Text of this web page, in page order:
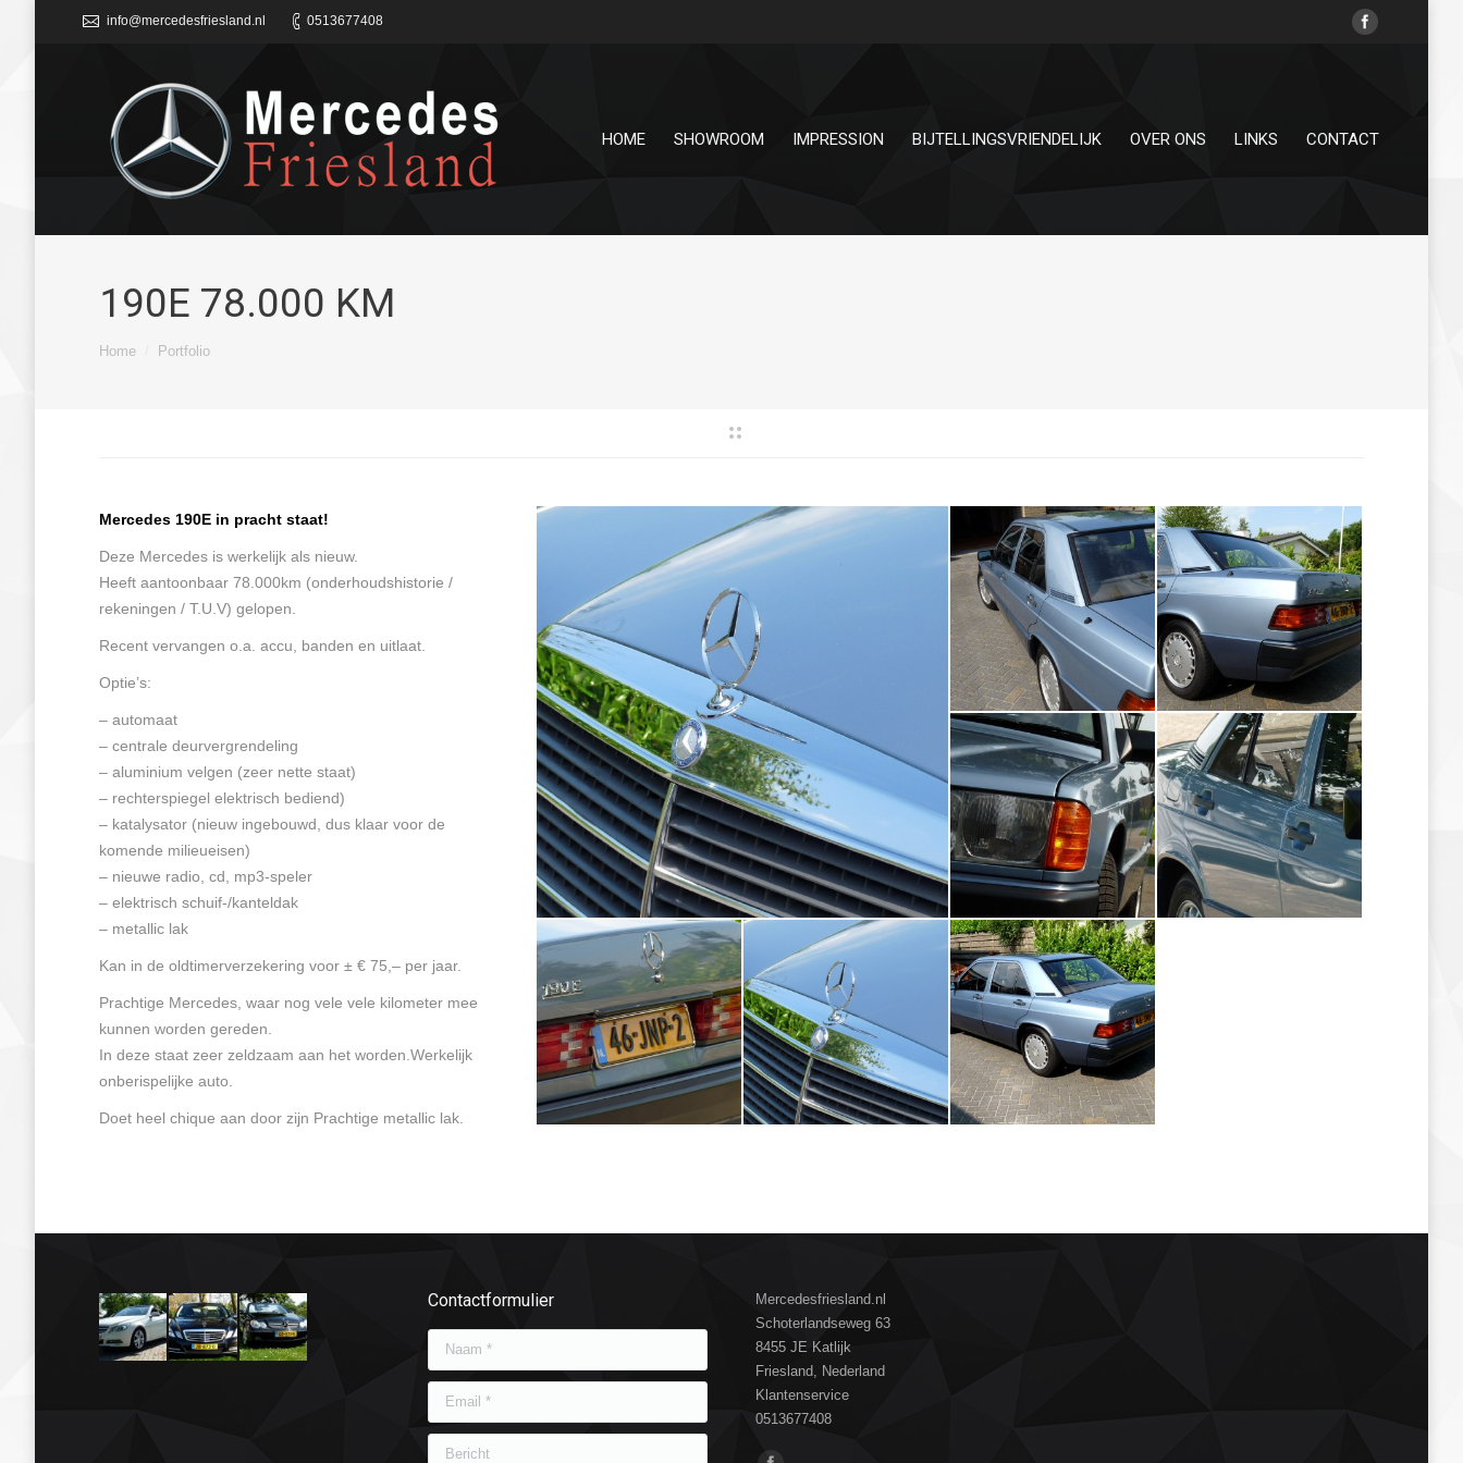
info@mercedesfriesland.nl 0513677408
HOME SHOWROOM IMPRESSION BIJTELLINGSVRIENDELIJK OVER ONS LINKS CONTACT
190E 78.000 KM
Je bent hier:
Home Portfolio
Mercedes 190E in pracht staat!
Deze Mercedes is werkelijk als nieuw.
Heeft aantoonbaar 78.000km (onderhoudshistorie /
rekeningen / T.U.V) gelopen.
Recent vervangen o.a. accu, banden en uitlaat.
Optie’s:
– automaat
– centrale deurvergrendeling
– aluminium velgen (zeer nette staat)
– rechterspiegel elektrisch bediend)
– katalysator (nieuw ingebouwd, dus klaar voor de
komende milieueisen)
– nieuwe radio, cd, mp3-speler
– elektrisch schuif-/kanteldak
– metallic lak
Kan in de oldtimerverzekering voor ± € 75,– per jaar.
Prachtige Mercedes, waar nog vele vele kilometer mee
kunnen worden gereden.
In deze staat zeer zeldzaam aan het worden.Werkelijk
onberispelijke auto.
Doet heel chique aan door zijn Prachtige metallic lak.
Contactformulier
Naam *
Email *
Bericht
Mercedesfriesland.nl
Schoterlandseweg 63
8455 JE Katlijk
Friesland, Nederland
Klantenservice
0513677408
Vind ons op: